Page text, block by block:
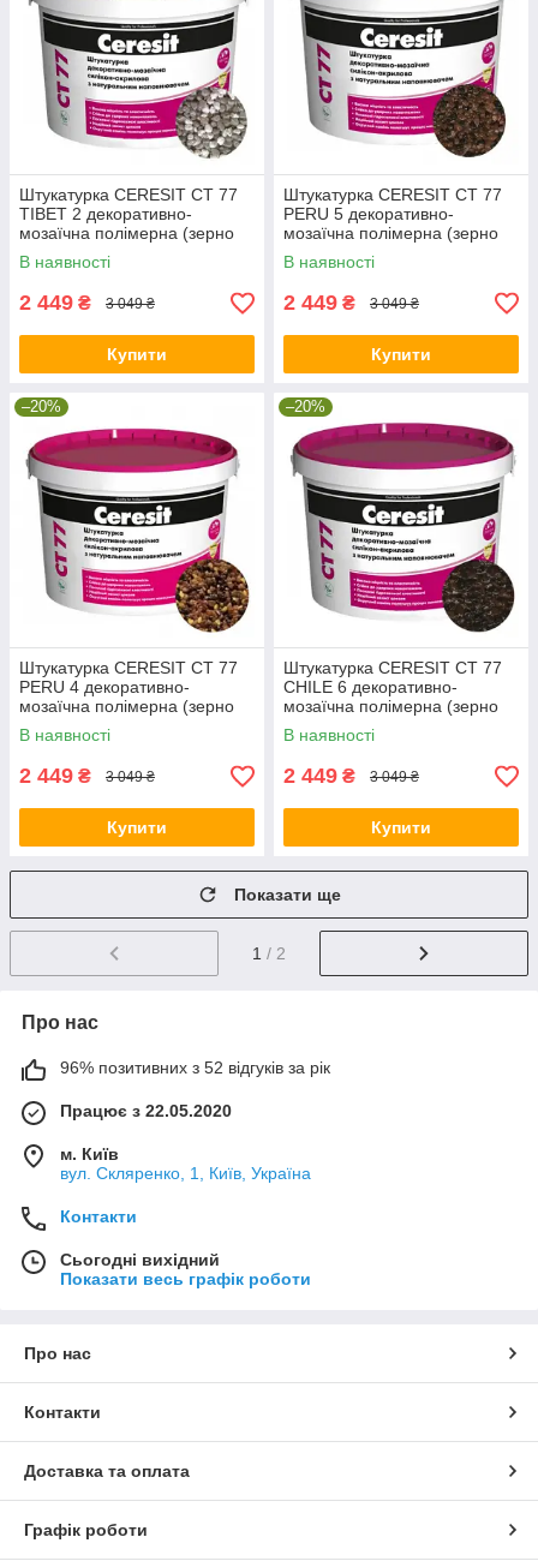
Штукатурка CERESIT CT 77
TIBET 2 декоративно-
мозаїчна полімерна (зерно
1,4-2,0 мм), 14 кг
В наявності
2 449 ₴ 3 049 ₴
Купити
Штукатурка CERESIT CT 77
PERU 5 декоративно-
мозаїчна полімерна (зерно
1,4-2,0 мм), 14 кг
В наявності
2 449 ₴ 3 049 ₴
Купити
–20%
Штукатурка CERESIT CT 77
PERU 4 декоративно-
мозаїчна полімерна (зерно
1,4-2,0 мм), 14 кг
В наявності
2 449 ₴ 3 049 ₴
Купити
–20%
Штукатурка CERESIT CT 77
CHILE 6 декоративно-
мозаїчна полімерна (зерно
1,4-2,0 мм), 14 кг
В наявності
2 449 ₴ 3 049 ₴
Купити
Показати ще
1 / 2
Про нас
96% позитивних з 52 відгуків за рік
Працює з 22.05.2020
м. Київ
вул. Скляренко, 1, Київ, Україна
Контакти
Сьогодні вихідний
Показати весь графік роботи
Про нас
Контакти
Доставка та оплата
Графік роботи